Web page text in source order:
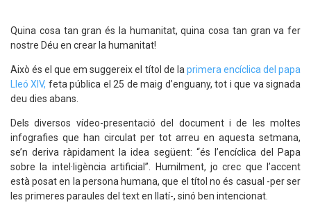
Quina cosa tan gran és la humanitat, quina cosa tan gran va fer
nostre Déu en crear la humanitat!
Això és el que em suggereix el títol de la primera encíclica del papa
Lleó XIV, feta pública el 25 de maig d’enguany, tot i que va signada
deu dies abans.
Dels diversos vídeo-presentació del document i de les moltes
infografies que han circulat per tot arreu en aquesta setmana,
se’n deriva ràpidament la idea següent: “és l’encíclica del Papa
sobre la intel·ligència artificial”. Humilment, jo crec que l’accent
està posat en la persona humana, que el títol no és casual -per ser
les primeres paraules del text en llatí-, sinó ben intencionat.